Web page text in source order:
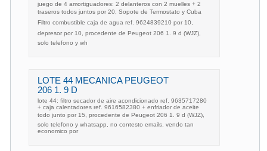
juego de 4 amortiguadores: 2 delanteros con 2 muelles + 2
traseros todos juntos por 20, Sopote de Termostato y Cuba
Filtro combustible caja de agua ref. 9624839210 por 10,
depresor por 10, procedente de Peugeot 206 1. 9 d (WJZ),
solo telefono y wh
LOTE 44 MECANICA PEUGEOT
206 1. 9 D
lote 44: filtro secador de aire acondicionado ref. 9635717280
+ caja calentadores ref. 9616582380 + enfriador de aceite
todo junto por 15, procedente de Peugeot 206 1. 9 d (WJZ),
solo telefono y whatsapp, no contesto emails, vendo tan
economico por